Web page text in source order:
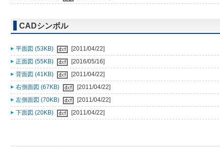
CADシンボル
平面図 (53KB)
[2011/04/22]
正面図 (55KB)
[2016/05/16]
背面図 (41KB)
[2011/04/22]
右側面図 (67KB)
[2011/04/22]
左側面図 (70KB)
[2011/04/22]
下面図 (20KB)
[2011/04/22]